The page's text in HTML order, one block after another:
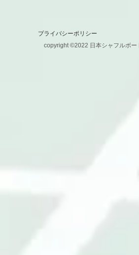
プライバシーポリシー
copyright ©2022 日本シャフルボー